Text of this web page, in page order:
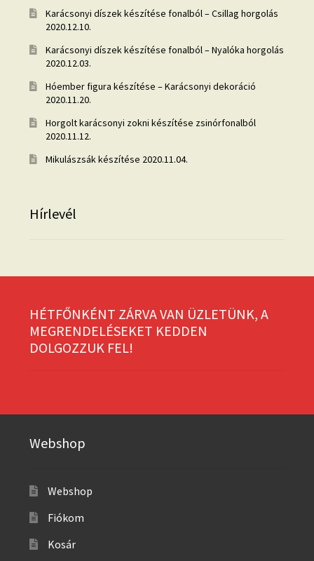
Karácsonyi díszek készítése fonalból – Csillag horgolás
2020.12.10.
Karácsonyi díszek készítése fonalból – Nyalóka horgolás
2020.12.03.
Hóember figura készítése – Karácsonyi dekoráció
2020.11.20.
Horgolt karácsonyi zokni készítése zsinórfonalból
2020.11.12.
Mikulászsák készítése 2020.11.04.
Hírlevél
HÉTFŐNKÉNT ZÁRVA VAN ÜZLETÜNK, A
MEGRENDELÉSEKET KEDDEN
DOLGOZZUK FEL!
Webshop
Webshop
Fiókom
Kosár